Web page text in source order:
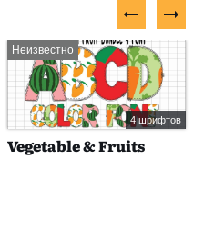
Неизвестно
4 шрифтов
Vegetable & Fruits